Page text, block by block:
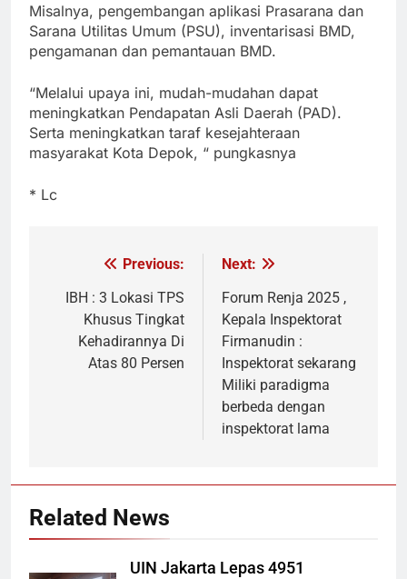
Misalnya, pengembangan aplikasi Prasarana dan
Sarana Utilitas Umum (PSU), inventarisasi BMD,
pengamanan dan pemantauan BMD.
“Melalui upaya ini, mudah-mudahan dapat
meningkatkan Pendapatan Asli Daerah (PAD).
Serta meningkatkan taraf kesejahteraan
masyarakat Kota Depok, “ pungkasnya
* Lc
Navigasi
pos
Previous:
IBH : 3 Lokasi TPS
Khusus Tingkat
Kehadirannya Di
Atas 80 Persen
Next:
Forum Renja 2025 ,
Kepala Inspektorat
Firmanudin :
Inspektorat sekarang
Miliki paradigma
berbeda dengan
inspektorat lama
Related News
UIN Jakarta Lepas 4951